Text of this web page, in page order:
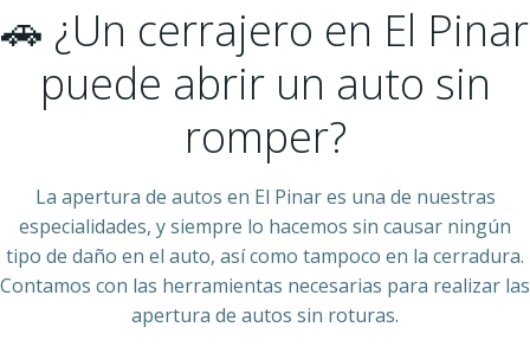
🚗 ¿Un cerrajero en El Pinar
puede abrir un auto sin
romper?
La apertura de autos en El Pinar es una de nuestras
especialidades, y siempre lo hacemos sin causar ningún
tipo de daño en el auto, así como tampoco en la cerradura.
Contamos con las herramientas necesarias para realizar las
apertura de autos sin roturas.